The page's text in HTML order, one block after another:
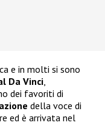
e in molti si sono
Da Vinci
dei favoriti di
della voce di
ed è arrivata nel